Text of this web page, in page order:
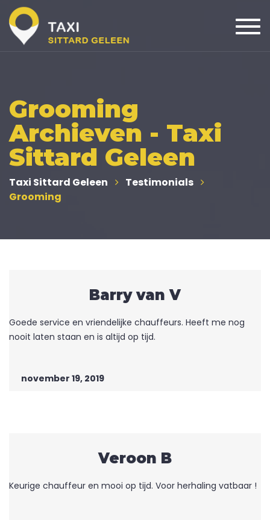
Grooming
Archieven - Taxi
Sittard Geleen
Taxi Sittard Geleen
Testimonials
Grooming
Barry van V
Goede service en vriendelijke chauffeurs. Heeft me nog
nooit laten staan en is altijd op tijd.
november 19, 2019
Veroon B
Keurige chauffeur en mooi op tijd. Voor herhaling vatbaar !